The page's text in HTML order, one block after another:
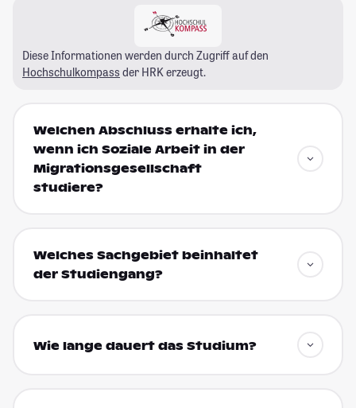
Diese Informationen werden durch Zugriff auf den
Hochschulkompass der HRK erzeugt.
Welchen Abschluss erhalte ich,
wenn ich Soziale Arbeit in der
Migrationsgesellschaft
studiere?
Welches Sachgebiet beinhaltet
der Studiengang?
Wie lange dauert das Studium?